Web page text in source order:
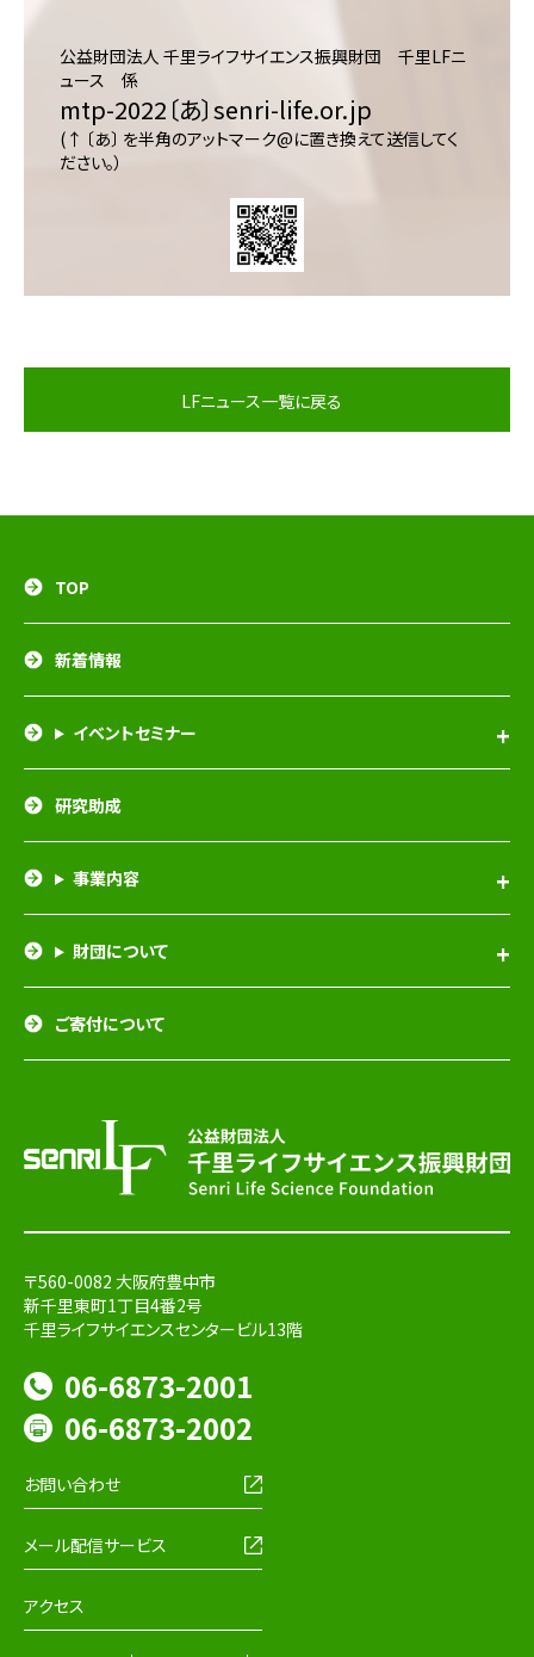
公益財団法人 千里ライフサイエンス振興財団 千里LFニ
ュース 係
mtp-2022〔あ〕senri-life.or.jp
(↑ 〔あ〕 を半角のアットマーク@に置き換えて送信してく
ださい。）
LFニュース一覧に戻る
TOP
新着情報
イベントセミナー
研究助成
事業内容
財団について
ご寄付について
〒560-0082 大阪府豊中市
新千里東町1丁目4番2号
千里ライフサイエンスセンタービル13階
06-6873-2001
06-6873-2002
お問い合わせ
メール配信サービス
アクセス